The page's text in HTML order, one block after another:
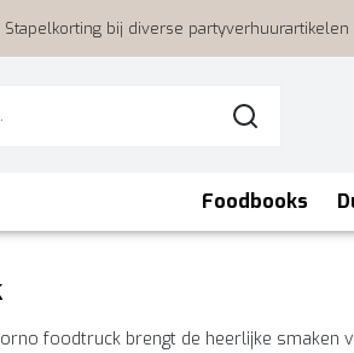
Stapelkorting bij diverse partyverhuurartikelen
Foodbooks
foodtruck brengt de heerlijke smaken